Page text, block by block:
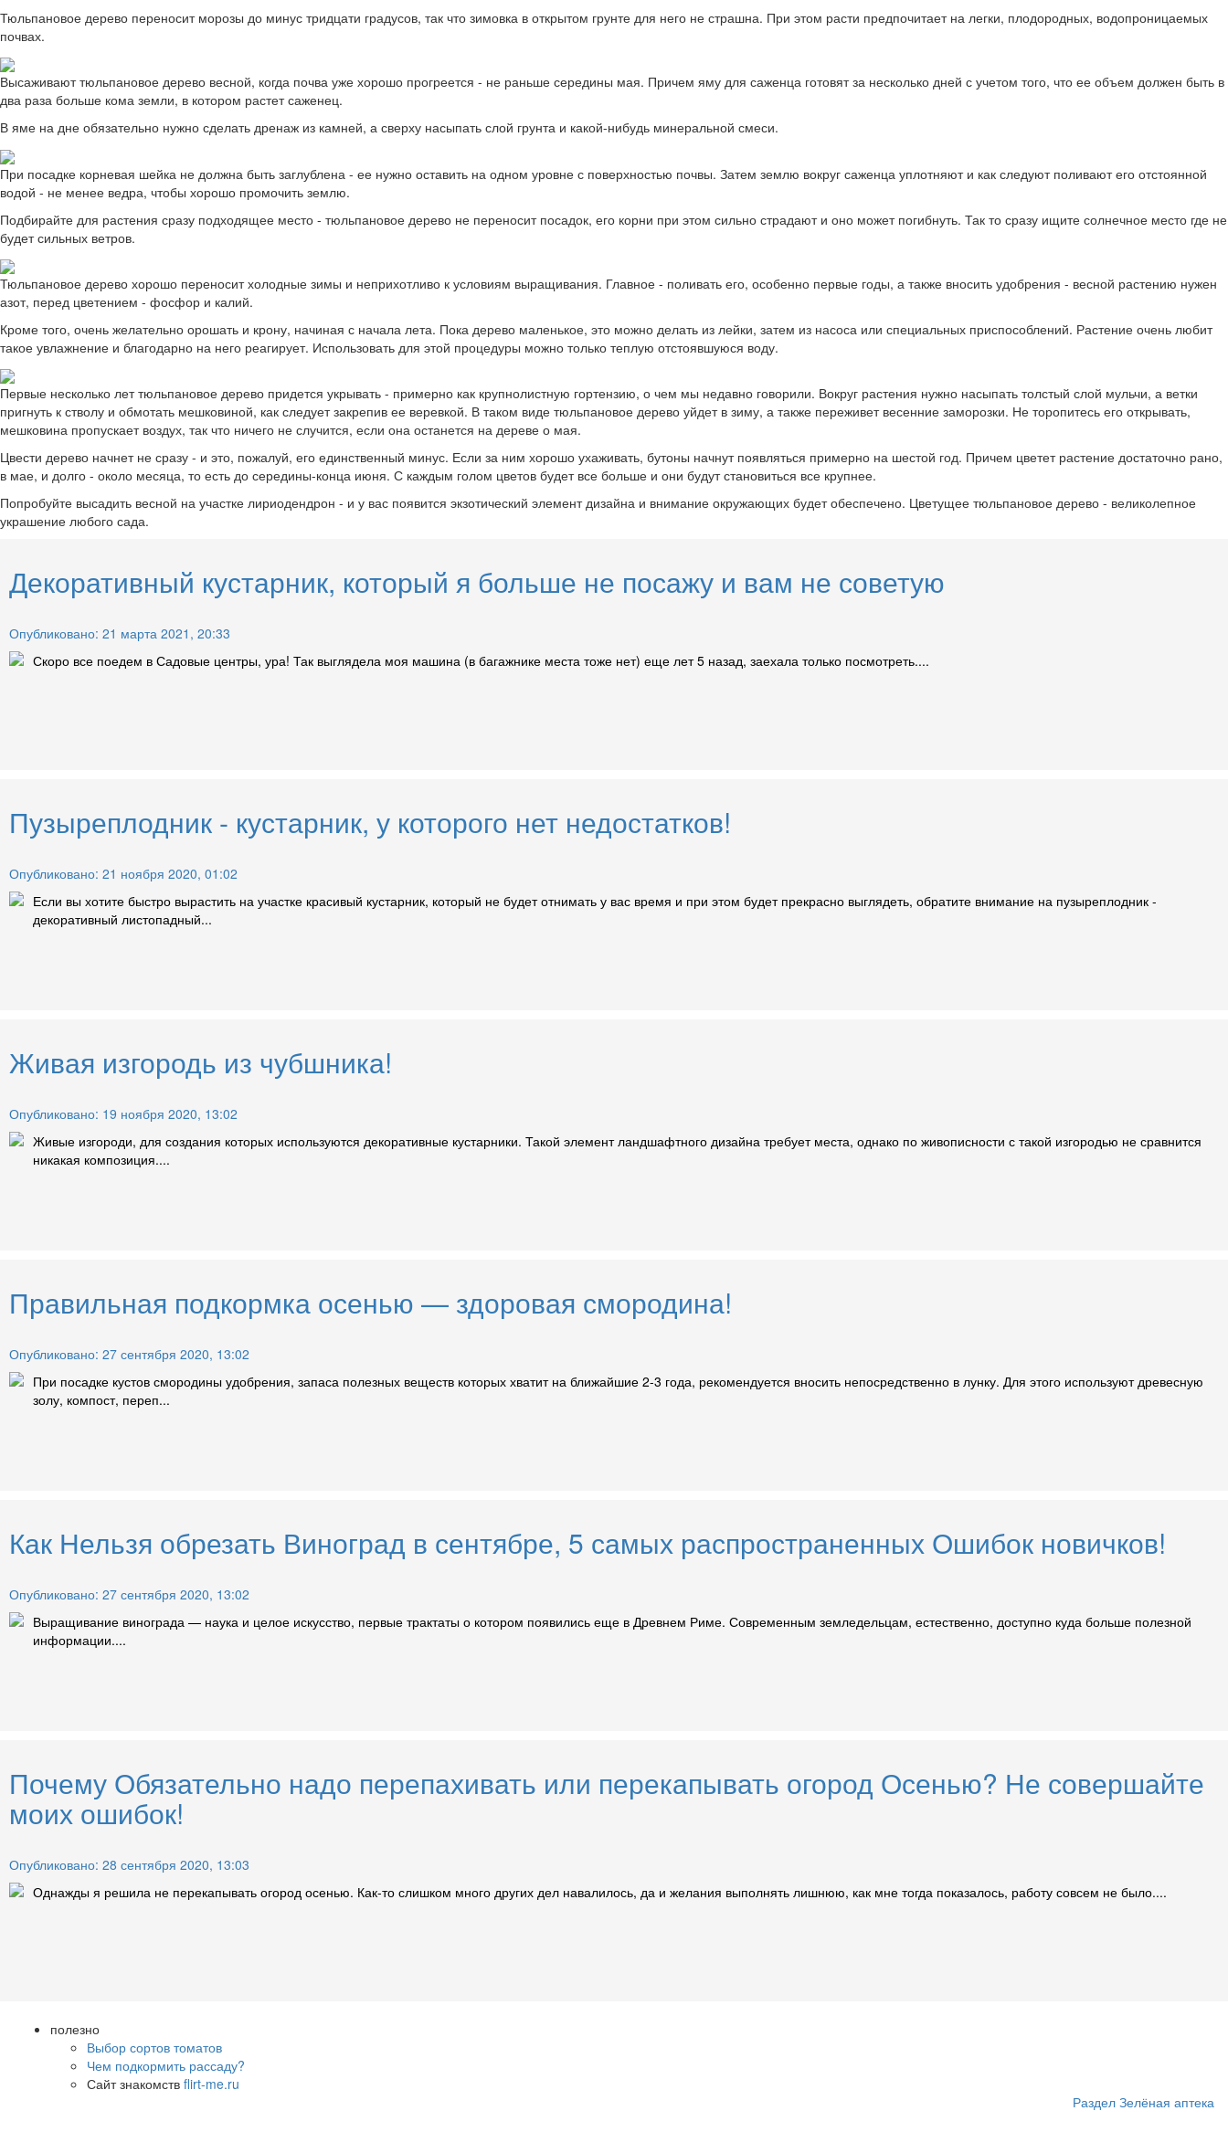
Тюльпановое дерево переносит морозы до минус тридцати градусов, так что зимовка в открытом грунте для него не страшна. При этом расти предпочитает на легки, плодородных, водопроницаемых
почвах.
Высаживают тюльпановое дерево весной, когда почва уже хорошо прогреется - не раньше середины мая. Причем яму для саженца готовят за несколько дней с учетом того, что ее объем должен быть в
два раза больше кома земли, в котором растет саженец.
В яме на дне обязательно нужно сделать дренаж из камней, а сверху насыпать слой грунта и какой-нибудь минеральной смеси.
При посадке корневая шейка не должна быть заглублена - ее нужно оставить на одном уровне с поверхностью почвы. Затем землю вокруг саженца уплотняют и как следуют поливают его отстоянной
водой - не менее ведра, чтобы хорошо промочить землю.
Подбирайте для растения сразу подходящее место - тюльпановое дерево не переносит посадок, его корни при этом сильно страдают и оно может погибнуть. Так то сразу ищите солнечное место где не
будет сильных ветров.
Тюльпановое дерево хорошо переносит холодные зимы и неприхотливо к условиям выращивания. Главное - поливать его, особенно первые годы, а также вносить удобрения - весной растению нужен
азот, перед цветением - фосфор и калий.
Кроме того, очень желательно орошать и крону, начиная с начала лета. Пока дерево маленькое, это можно делать из лейки, затем из насоса или специальных приспособлений. Растение очень любит
такое увлажнение и благодарно на него реагирует. Использовать для этой процедуры можно только теплую отстоявшуюся воду.
Первые несколько лет тюльпановое дерево придется укрывать - примерно как крупнолистную гортензию, о чем мы недавно говорили. Вокруг растения нужно насыпать толстый слой мульчи, а ветки
пригнуть к стволу и обмотать мешковиной, как следует закрепив ее веревкой. В таком виде тюльпановое дерево уйдет в зиму, а также переживет весенние заморозки. Не торопитесь его открывать,
мешковина пропускает воздух, так что ничего не случится, если она останется на дереве о мая.
Цвести дерево начнет не сразу - и это, пожалуй, его единственный минус. Если за ним хорошо ухаживать, бутоны начнут появляться примерно на шестой год. Причем цветет растение достаточно рано,
в мае, и долго - около месяца, то есть до середины-конца июня. С каждым голом цветов будет все больше и они будут становиться все крупнее.
Попробуйте высадить весной на участке лириодендрон - и у вас появится экзотический элемент дизайна и внимание окружающих будет обеспечено. Цветущее тюльпановое дерево - великолепное
украшение любого сада.
Декоративный кустарник, который я больше не посажу и вам не советую
Опубликовано: 21 марта 2021, 20:33
Скоро все поедем в Садовые центры, ура! Так выглядела моя машина (в багажнике места тоже нет) еще лет 5 назад, заехала только посмотреть....
Пузыреплодник - кустарник, у которого нет недостатков!
Опубликовано: 21 ноября 2020, 01:02
Если вы хотите быстро вырастить на участке красивый кустарник, который не будет отнимать у вас время и при этом будет прекрасно выглядеть, обратите внимание на пузыреплодник -
декоративный листопадный...
Живая изгородь из чубшника!
Опубликовано: 19 ноября 2020, 13:02
Живые изгороди, для создания которых используются декоративные кустарники. Такой элемент ландшафтного дизайна требует места, однако по живописности с такой изгородью не сравнится
никакая композиция....
Правильная подкормка осенью — здоровая смородина!
Опубликовано: 27 сентября 2020, 13:02
При посадке кустов смородины удобрения, запаса полезных веществ которых хватит на ближайшие 2-3 года, рекомендуется вносить непосредственно в лунку. Для этого используют древесную
золу, компост, переп...
Как Нельзя обрезать Виноград в сентябре, 5 самых распространенных Ошибок новичков!
Опубликовано: 27 сентября 2020, 13:02
Выращивание винограда — наука и целое искусство, первые трактаты о котором появились еще в Древнем Риме. Современным земледельцам, естественно, доступно куда больше полезной
информации....
Почему Обязательно надо перепахивать или перекапывать огород Осенью? Не совершайте
моих ошибок!
Опубликовано: 28 сентября 2020, 13:03
Однажды я решила не перекапывать огород осенью. Как-то слишком много других дел навалилось, да и желания выполнять лишнюю, как мне тогда показалось, работу совсем не было....
полезно
Выбор сортов томатов
Чем подкормить рассаду?
Сайт знакомств flirt-me.ru
Раздел Зелёная аптека